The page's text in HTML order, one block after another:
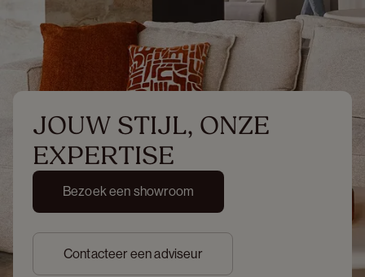
JOUW STIJL, ONZE
EXPERTISE
Bezoek een showroom
Contacteer een adviseur